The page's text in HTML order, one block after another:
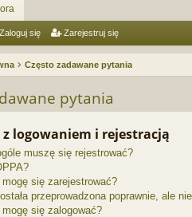
Zaloguj się Zarejestruj się
Często zadawane pytania
pytania
z logowaniem i rejestracją
muszę się rejestrować?
się zarejestrować?
przeprowadzona poprawnie, ale
się zalogować?